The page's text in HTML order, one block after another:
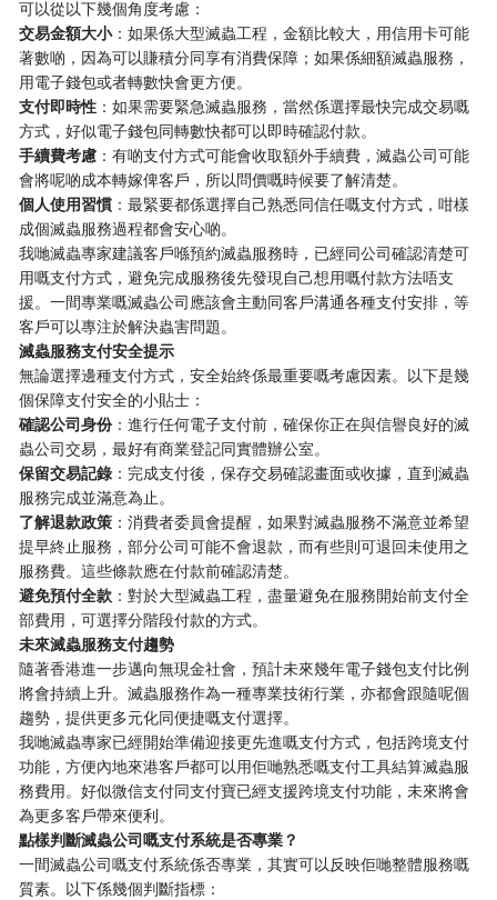
可以從以下幾個角度考慮：
交易金額大小：如果係大型滅蟲工程，金額比較大，用信用卡可能
著數啲，因為可以賺積分同享有消費保障；如果係細額滅蟲服務，
用電子錢包或者轉數快會更方便。
支付即時性 ：如果需要緊急滅蟲服務，當然係選擇最快完成交易嘅
方式，好似電子錢包同轉數快都可以即時確認付款。
手續費考慮 ：有啲支付方式可能會收取額外手續費，滅蟲公司可能
會將呢啲成本轉嫁俾客戶，所以問價嘅時候要了解清楚。
個人使用習慣 ：最緊要都係選擇自己熟悉同信任嘅支付方式，咁樣
成個滅蟲服務過程都會安心啲。
我哋滅蟲專家建議客戶喺預約滅蟲服務時，已經同公司確認清楚可
用嘅支付方式，避免完成服務後先發現自己想用嘅付款方法唔支
援。一間專業嘅滅蟲公司應該會主動同客戶溝通各種支付安排，等
客戶可以專注於解決蟲害問題。
滅蟲服務支付安全提示
無論選擇邊種支付方式，安全始終係最重要嘅考慮因素。以下是幾
個保障支付安全的小貼士：
確認公司身份：進行任何電子支付前，確保你正在與信譽良好的滅
蟲公司交易，最好有商業登記同實體辦公室。
保留交易記錄 ：完成支付後，保存交易確認畫面或收據，直到滅蟲
服務完成並滿意為止。
了解退款政策 ：消費者委員會提醒，如果對滅蟲服務不滿意並希望
提早終止服務，部分公司可能不會退款，而有些則可退回未使用之
服務費。這些條款應在付款前確認清楚。
避免預付全款 ：對於大型滅蟲工程，盡量避免在服務開始前支付全
部費用，可選擇分階段付款的方式。
未來滅蟲服務支付趨勢
隨著香港進一步邁向無現金社會，預計未來幾年電子錢包支付比例
將會持續上升。滅蟲服務作為一種專業技術行業，亦都會跟隨呢個
趨勢，提供更多元化同便捷嘅支付選擇。
我哋滅蟲專家已經開始準備迎接更先進嘅支付方式，包括跨境支付
功能，方便內地來港客戶都可以用佢哋熟悉嘅支付工具結算滅蟲服
務費用。好似微信支付同支付寶已經支援跨境支付功能，未來將會
為更多客戶帶來便利。
點樣判斷滅蟲公司嘅支付系統是否專業？
一間滅蟲公司嘅支付系統係否專業，其實可以反映佢哋整體服務嘅
質素。以下係幾個判斷指標：